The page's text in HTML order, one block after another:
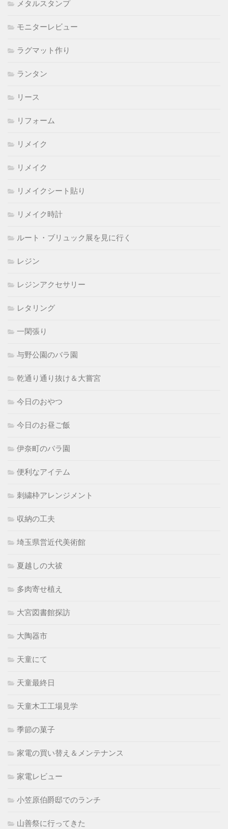
メタルスタンプ
モニターレビュー
ラグマット作り
ランタン
リース
リフォーム
リメイク
リメイク
リメイクシート貼り
リメイク時計
ルート・ブリュック展を見に行く
レジン
レジンアクセサリー
レタリング
一閑張り
与野公園のバラ園
乾通り通り抜け＆大嘗宮
今日のおやつ
今日のお昼ご飯
伊奈町のバラ園
便利なアイテム
刺繍枠アレンジメント
収納の工夫
埼玉県営近代美術館
夏越しの大祓
多肉寄せ植え
大宮図書館探訪
大陶器市
天童にて
天童最終日
天童木工工場見学
季節の菓子
家電の買い替え＆メンテナンス
家電レビュー
小笠原伯爵邸でのランチ
山善祭に行ってきた